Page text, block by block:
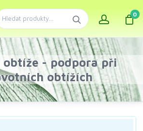
0
obtíže - podpora při
obtížích